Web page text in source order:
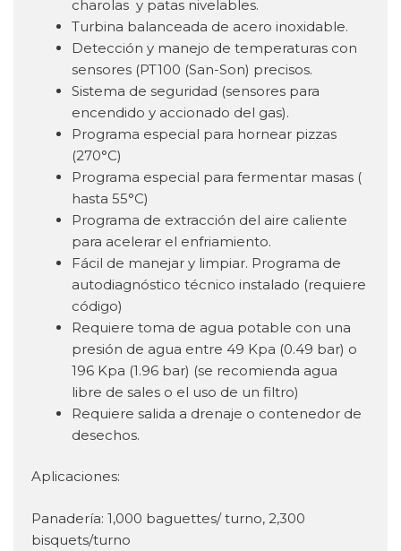
charolas y patas nivelables.
Turbina balanceada de acero inoxidable.
Detección y manejo de temperaturas con
sensores (PT100 (San-Son) precisos.
Sistema de seguridad (sensores para
encendido y accionado del gas).
Programa especial para hornear pizzas
(270°C)
Programa especial para fermentar masas (
hasta 55°C)
Programa de extracción del aire caliente
para acelerar el enfriamiento.
Fácil de manejar y limpiar. Programa de
autodiagnóstico técnico instalado (requiere
código)
Requiere toma de agua potable con una
presión de agua entre 49 Kpa (0.49 bar) o
196 Kpa (1.96 bar) (se recomienda agua
libre de sales o el uso de un filtro)
Requiere salida a drenaje o contenedor de
desechos.
Aplicaciones:
Panadería: 1,000 baguettes/ turno, 2,300
bisquets/turno